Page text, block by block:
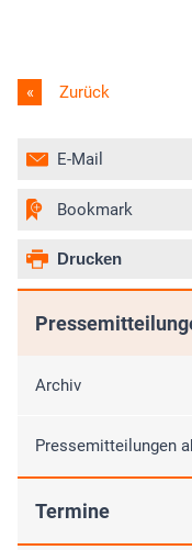
Zurück
E-Mail
Bookmark
Drucken
Archiv
Pressemitteilungen
Termine